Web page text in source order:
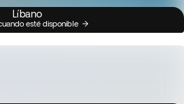
Líbano
esté disponible